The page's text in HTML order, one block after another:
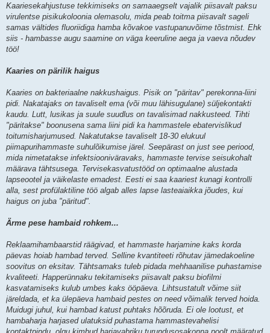
Kaariesekahjustuse tekkimiseks on samaaegselt vajalik piisavalt paksu
virulentse pisikukoloonia olemasolu, mida peab toitma piisavalt sageli
samas vältides fluoriidiga hamba kõvakoe vastupanuvõime tõstmist. Ehk
siis - hambasse augu saamine on väga keeruline aega ja vaeva nõudev
töö!
Kaaries on pärilik haigus
Kaaries on bakteriaalne nakkushaigus. Pisik on "päritav" perekonna-liini
pidi. Nakatajaks on tavaliselt ema (või muu lähisugulane) süljekontakti
kaudu. Lutt, lusikas ja suule suudlus on tavalisimad nakkusteed. Tihti
"päritakse" boonusena sama liini pidi ka hammastele ebatervislikud
toitumisharjumused. Nakatutakse tavaliselt 18-30 elukuul
piimapurihammaste suhulõikumise järel. Seepärast on just see periood,
mida nimetatakse infektsiooniväravaks, hammaste tervise seisukohalt
määrava tähtsusega. Tervisekasvatustööd on optimaalne alustada
lapseootel ja väikelaste emadest. Eesti ei saa kaariest kunagi kontrolli
alla, sest profülaktiline töö algab alles lapse lasteaiaikka jõudes, kui
haigus on juba "päritud".
Ärme pese hambaid rohkem...
Reklaamihambaarstid räägivad, et hammaste harjamine kaks korda
päevas hoiab hambad terved. Selline kvantiteeti rõhutav jämedakoeline
soovitus on eksitav. Tähtsamaks tuleb pidada mehhaanilise puhastamise
kvaliteeti. Happerünnaku tekitamiseks piisavalt paksu biofilmi
kasvatamiseks kulub umbes kaks ööpäeva. Lihtsustatult võime siit
järeldada, et ka ülepäeva hambaid pestes on need võimalik terved hoida.
Muidugi juhul, kui hambad katust puhtaks hõõruda. Ei ole lootust, et
hambaharja harjased ulatuksid puhastama hammastevahelisi